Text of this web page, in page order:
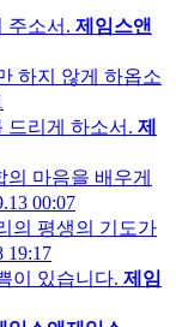
주소서. 제임스앤
하지 않게 하옵소
드리게 하소서. 제
마음을 배우게
00:07
의 평생의 기도가
19:17
이 있습니다. 제임